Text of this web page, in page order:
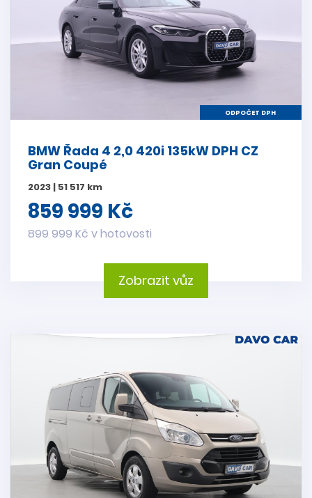
ODPOČET DPH
BMW Řada 4 2,0 420i 135kW DPH CZ
Gran Coupé
2023 | 51 517 km
859 999 Kč
899 999 Kč v hotovosti
Zobrazit vůz